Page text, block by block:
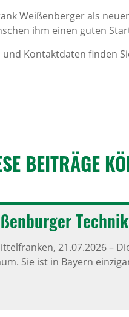
Weißenberger als
ihm einen guten
Kontaktdaten finden
BEITRÄGE
21.07.2026–
Sie ist in Bayern